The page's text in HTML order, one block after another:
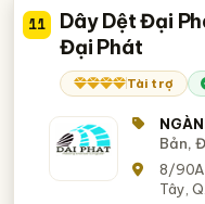
11
Dây Dệt Đại
Đại Phát
Tài trợ
Bản,
8/90A
Tây,